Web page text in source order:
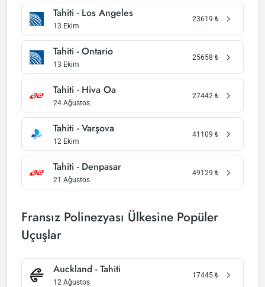
Tahiti - Los Angeles
13 Ekim
23619 ₺
Tahiti - Ontario
13 Ekim
25658 ₺
Tahiti - Hiva Oa
24 Ağustos
27442 ₺
Tahiti - Varşova
12 Ekim
41109 ₺
Tahiti - Denpasar
21 Ağustos
49129 ₺
Fransız Polinezyası Ülkesine Popüler
Uçuşlar
Auckland - Tahiti
12 Ağustos
17445 ₺